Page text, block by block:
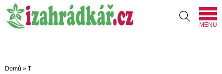
MENU
Domů » T